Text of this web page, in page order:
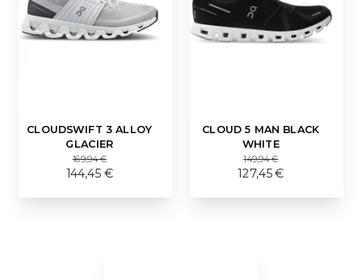
CLOUDSWIFT 3 ALLOY
GLACIER
169,94 €
144,45 €
CLOUD 5 MAN BLACK
WHITE
149,94 €
127,45 €